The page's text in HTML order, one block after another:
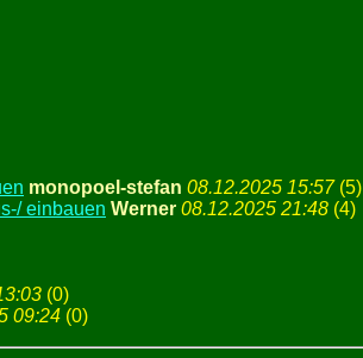
monopoel-stefan 08.12.2025 15:57(5)
einbauen Werner 08.12.2025 21:48 (4)
(0)
09:24 (0)